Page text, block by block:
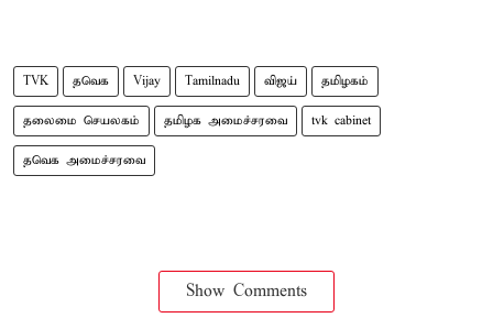
TVK தவெக Vijay Tamilnadu விஜய் தமிழகம்
தலைமை செயலகம் தமிழக அமைச்சரவை tvk cabinet
தவெக அமைச்சரவை
Show Comments